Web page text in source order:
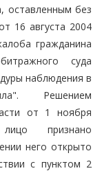
оставленным без
16 августа 2004
гражданина
суда
наблюдения в
Решением
от 1 ноября
признано
него открыто
с пунктом 2